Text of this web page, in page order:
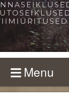
Menu